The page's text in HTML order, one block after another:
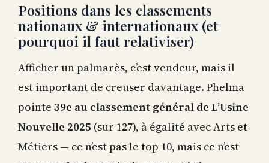
Positions dans les classements
nationaux & internationaux (et
pourquoi il faut relativiser)
Afficher un palmarès, c’est vendeur, mais il
est important de creuser davantage. Phelma
pointe 39e au classement général de L’Usine
Nouvelle 2025 (sur 127), à égalité avec Arts et
Métiers — ce n’est pas le top 10, mais ce n’est